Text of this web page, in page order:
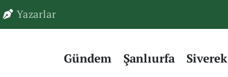
Yazarlar
Gündem Şanlıurfa Siverek